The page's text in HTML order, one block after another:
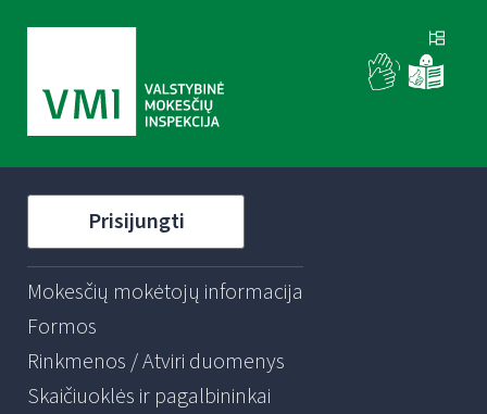
Prisijungti
Mokesčių mokėtojų informacija
Formos
Rinkmenos / Atviri duomenys
Skaičiuoklės ir pagalbininkai